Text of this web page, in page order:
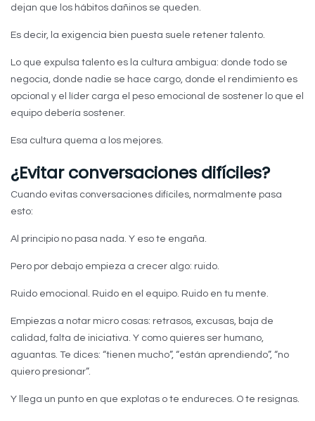
dejan que los hábitos dañinos se queden.
Es decir, la exigencia bien puesta suele retener talento.
Lo que expulsa talento es la cultura ambigua: donde todo se
negocia, donde nadie se hace cargo, donde el rendimiento es
opcional y el líder carga el peso emocional de sostener lo que el
equipo debería sostener.
Esa cultura quema a los mejores.
¿Evitar conversaciones difíciles?
Cuando evitas conversaciones difíciles, normalmente pasa
esto:
Al principio no pasa nada. Y eso te engaña.
Pero por debajo empieza a crecer algo: ruido.
Ruido emocional. Ruido en el equipo. Ruido en tu mente.
Empiezas a notar micro cosas: retrasos, excusas, baja de
calidad, falta de iniciativa. Y como quieres ser humano,
aguantas. Te dices: “tienen mucho”, “están aprendiendo”, “no
quiero presionar”.
Y llega un punto en que explotas o te endureces. O te resignas.